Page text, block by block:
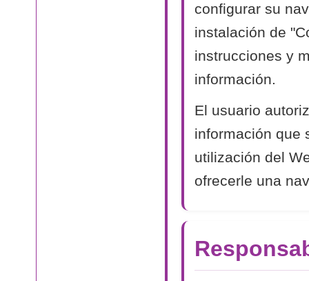
configurar su
instalación de
instrucciones y
información.
El usuario
información que
utilización del
ofrecerle una